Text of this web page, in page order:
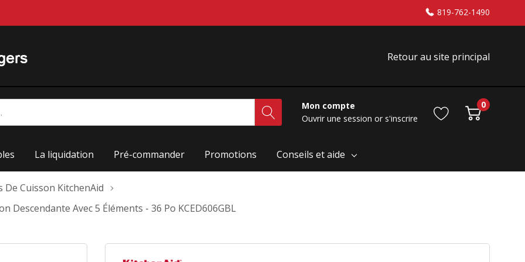
819-762-1490
Retour au site principal
Mon compte
Ouvrir une session or s'inscrire
0
La liquidation Pré-commander Promotions Conseils et aide
De Cuisson KitchenAid
Descendante Avec 5 Éléments - 36 Po KCED606GBL